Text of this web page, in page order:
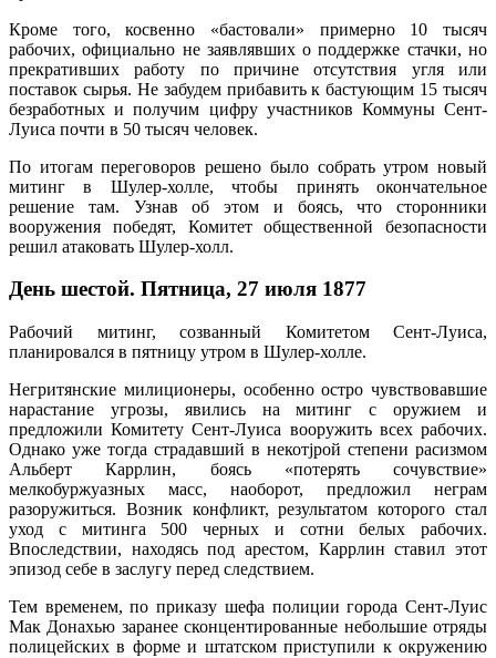
Кроме того, косвенно «бастовали» примерно 10 тысяч
рабочих, официально не заявлявших о поддержке стачки, но
прекративших работу по причине отсутствия угля или
поставок сырья. Не забудем прибавить к бастующим 15 тысяч
безработных и получим цифру участников Коммуны Сент-
Луиса почти в 50 тысяч человек.
По итогам переговоров решено было собрать утром новый
митинг в Шулер-холле, чтобы принять окончательное
решение там. Узнав об этом и боясь, что сторонники
вооружения победят, Комитет общественной безопасности
решил атаковать Шулер-холл.
День шестой. Пятница, 27 июля 1877
Рабочий митинг, созванный Комитетом Сент-Луиса,
планировался в пятницу утром в Шулер-холле.
Негритянские милиционеры, особенно остро чувствовавшие
нарастание угрозы, явились на митинг с оружием и
предложили Комитету Сент-Луиса вооружить всех рабочих.
Однако уже тогда страдавший в некотjрой степени расизмом
Альберт Каррлин, боясь «потерять сочувствие»
мелкобуржуазных масс, наоборот, предложил неграм
разоружиться. Возник конфликт, результатом которого стал
уход с митинга 500 черных и сотни белых рабочих.
Впоследствии, находясь под арестом, Каррлин ставил этот
эпизод себе в заслугу перед следствием.
Тем временем, по приказу шефа полиции города Сент-Луис
Мак Донахью заранее сконцентированные небольшие отряды
полицейских в форме и штатском приступили к окружению